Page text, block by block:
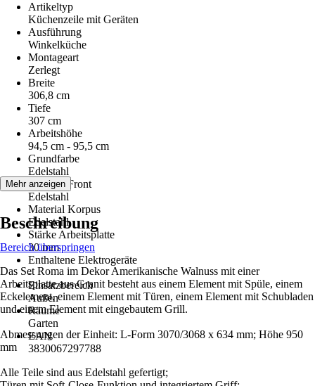
Artikeltyp
Küchenzeile mit Geräten
Ausführung
Winkelküche
Montageart
Zerlegt
Breite
306,8 cm
Tiefe
307 cm
Arbeitshöhe
94,5 cm - 95,5 cm
Grundfarbe
Edelstahl
Material Front
Edelstahl
Material Korpus
Edelstahl
Stärke Arbeitsplatte
30 mm
Enthaltene Elektrogeräte
-
Einsatzbereich
Außen
Räume
Garten
EAN
3830067297788
Mehr anzeigen
Beschreibung
Bereich überspringen
Das Set Roma im Dekor Amerikanische Walnuss mit einer
Arbeitsplatte aus Granit besteht aus einem Element mit Spüle, einem
Eckelement, einem Element mit Türen, einem Element mit Schubladen
und einem Element mit eingebautem Grill.
Abmessungen der Einheit: L-Form 3070/3068 x 634 mm; Höhe 950
mm
Alle Teile sind aus Edelstahl gefertigt;